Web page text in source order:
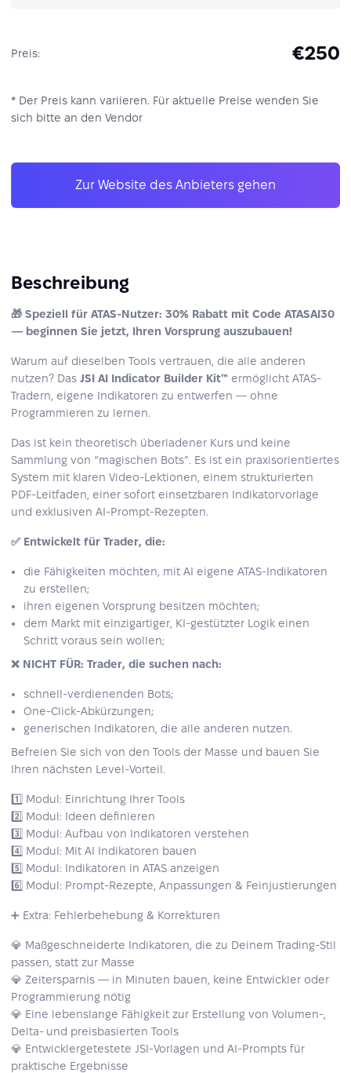
Preis: €250
* Der Preis kann variieren. Für aktuelle Preise wenden Sie
sich bitte an den Vendor
Zur Website des Anbieters gehen
Beschreibung
🎁 Speziell für ATAS-Nutzer: 30% Rabatt mit Code ATASAI30
— beginnen Sie jetzt, Ihren Vorsprung auszubauen!
Warum auf dieselben Tools vertrauen, die alle anderen
nutzen? Das JSI AI Indicator Builder Kit™ ermöglicht ATAS-
Tradern, eigene Indikatoren zu entwerfen — ohne
Programmieren zu lernen.
Das ist kein theoretisch überladener Kurs und keine
Sammlung von “magischen Bots”. Es ist ein praxisorientiertes
System mit klaren Video-Lektionen, einem strukturierten
PDF-Leitfaden, einer sofort einsetzbaren Indikatorvorlage
und exklusiven AI-Prompt-Rezepten.
✅ Entwickelt für Trader, die:
die Fähigkeiten möchten, mit AI eigene ATAS-Indikatoren
zu erstellen;
ihren eigenen Vorsprung besitzen möchten;
dem Markt mit einzigartiger, KI‑gestützter Logik einen
Schritt voraus sein wollen;
❌ NICHT FÜR: Trader, die suchen nach:
schnell-verdienenden Bots;
One‑Click‑Abkürzungen;
generischen Indikatoren, die alle anderen nutzen.
Befreien Sie sich von den Tools der Masse und bauen Sie
Ihren nächsten Level‑Vorteil.
1️⃣ Modul: Einrichtung Ihrer Tools
2️⃣ Modul: Ideen definieren
3️⃣ Modul: Aufbau von Indikatoren verstehen
4️⃣ Modul: Mit AI Indikatoren bauen
5️⃣ Modul: Indikatoren in ATAS anzeigen
6️⃣ Modul: Prompt‑Rezepte, Anpassungen & Feinjustierungen
➕ Extra: Fehlerbehebung & Korrekturen
💎 Maßgeschneiderte Indikatoren, die zu Deinem Trading‑Stil
passen, statt zur Masse
💎 Zeitersparnis — in Minuten bauen, keine Entwickler oder
Programmierung nötig
💎 Eine lebenslange Fähigkeit zur Erstellung von Volumen-,
Delta- und preisbasierten Tools
💎 Entwicklergetestete JSI‑Vorlagen und AI‑Prompts für
praktische Ergebnisse